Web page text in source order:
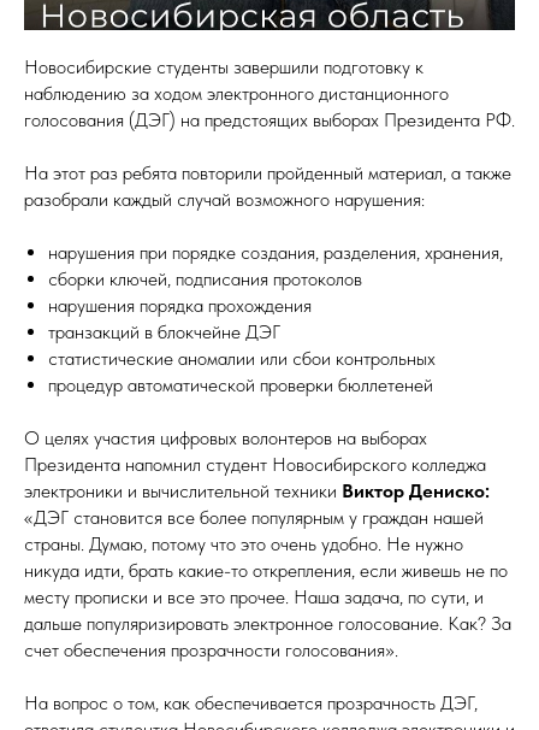
Новосибирские студенты завершили подготовку к
наблюдению за ходом электронного дистанционного
голосования (ДЭГ) на предстоящих выборах Президента РФ.
На этот раз ребята повторили пройденный материал, а также
разобрали каждый случай возможного нарушения:
нарушения при порядке создания, разделения, хранения,
сборки ключей, подписания протоколов
нарушения порядка прохождения
транзакций в блокчейне ДЭГ
статистические аномалии или сбои контрольных
процедур автоматической проверки бюллетеней
О целях участия цифровых волонтеров на выборах
Президента напомнил студент Новосибирского колледжа
электроники и вычислительной техники Виктор Дениско:
«ДЭГ становится все более популярным у граждан нашей
страны. Думаю, потому что это очень удобно. Не нужно
никуда идти, брать какие-то открепления, если живешь не по
месту прописки и все это прочее. Наша задача, по сути, и
дальше популяризировать электронное голосование. Как? За
счет обеспечения прозрачности голосования».
На вопрос о том, как обеспечивается прозрачность ДЭГ,